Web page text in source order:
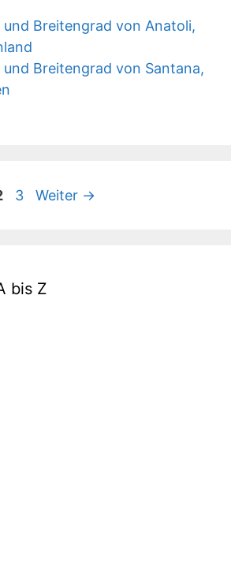
und Breitengrad von Anatoli,
und Breitengrad von Santana,
Seite
3 Weiter →
bis Z